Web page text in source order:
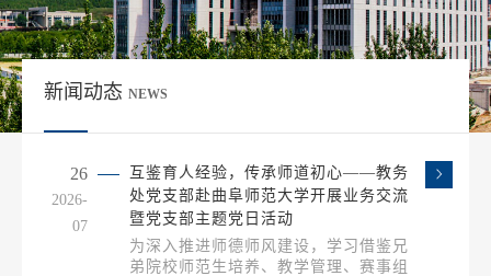
新闻动态 NEWS
26
2026-
07
互鉴育人经验，传承师道初心——教务
处党支部赴曲阜师范大学开展业务交流
暨党支部主题党日活动
为深入推进师德师风建设，学习借鉴兄
弟院校师范生培养、教学管理、赛事组